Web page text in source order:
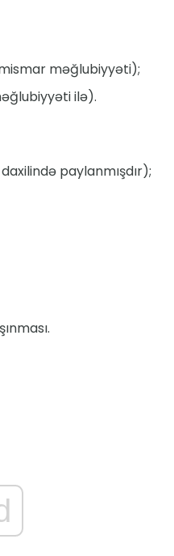
məğlubiyyəti);
ilə).
paylanmışdır);